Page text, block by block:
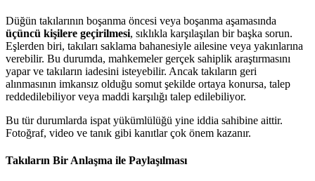
Düğün takılarının boşanma öncesi veya boşanma aşamasında
üçüncü kişilere geçirilmesi, sıklıkla karşılaşılan bir başka sorun.
Eşlerden biri, takıları saklama bahanesiyle ailesine veya yakınlarına
verebilir. Bu durumda, mahkemeler gerçek sahiplik araştırmasını
yapar ve takıların iadesini isteyebilir. Ancak takıların geri
alınmasının imkansız olduğu somut şekilde ortaya konursa, talep
reddedilebiliyor veya maddi karşılığı talep edilebiliyor.
Bu tür durumlarda ispat yükümlülüğü yine iddia sahibine aittir.
Fotoğraf, video ve tanık gibi kanıtlar çok önem kazanır.
Takıların Bir Anlaşma ile Paylaşılması